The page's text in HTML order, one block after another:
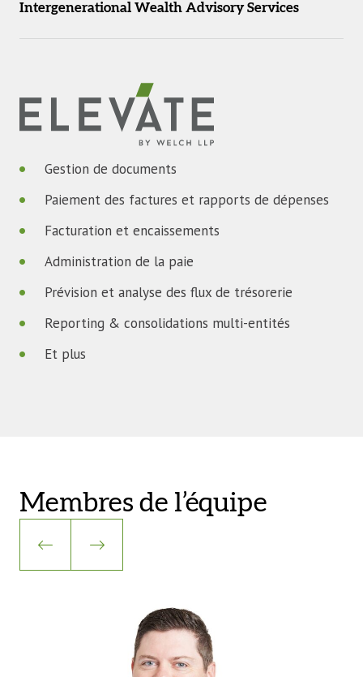
Intergenerational Wealth Advisory Services
Gestion de documents
Paiement des factures et rapports de dépenses
Facturation et encaissements
Administration de la paie
Prévision et analyse des flux de trésorerie
Reporting & consolidations multi-entités
Et plus
Membres de l’équipe